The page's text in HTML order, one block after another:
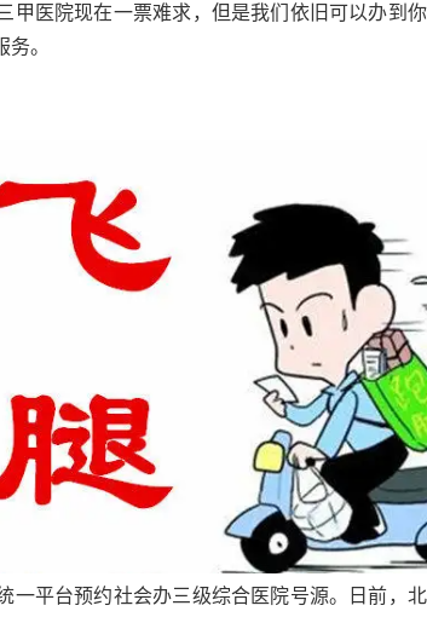
甲医院现在一票难求，但是我们依旧可以办到
。
一平台预约社会办三级综合医院号源。日前，